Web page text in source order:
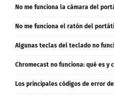
No me funciona la cámara del
No me funciona el ratón del
Algunas teclas del teclado no
Chromecast no funciona: qué es y
Los principales códigos de error